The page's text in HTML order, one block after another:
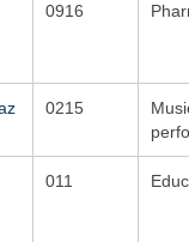
0916
0215
011